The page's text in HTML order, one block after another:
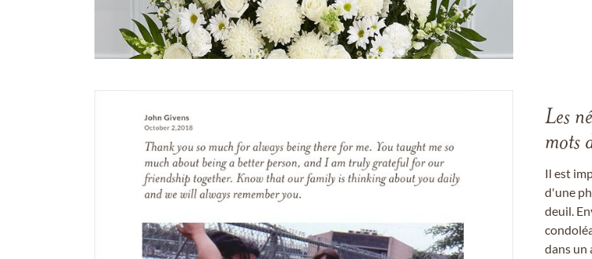
Les
mots
Il est
d'une
deuil.
dans un